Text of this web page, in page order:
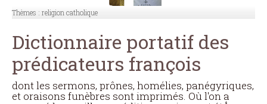
Thèmes : religion catholique
Dictionnaire portatif des
prédicateurs françois
dont les sermons, prônes, homélies, panégyriques,
et oraisons funèbres sont imprimés. Où l'on a